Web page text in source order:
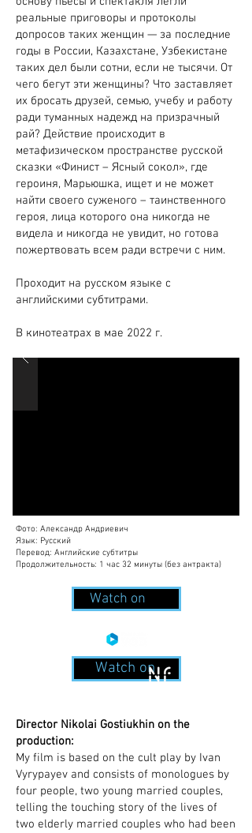
реальные приговоры и протоколы
допросов таких женщин — за последние
годы в России, Казахстане, Узбекистане
таких дел были сотни, если не тысячи. От
чего бегут эти женщины? Что заставляет
их бросать друзей, семью, учебу и работу
ради туманных надежд на призрачный
рай? Действие происходит в
метафизическом пространстве русской
сказки «Финист – Ясный сокол», где
героиня, Марьюшка, ищет и не может
найти своего суженого – таинственного
героя, лица которого она никогда не
видела и никогда не увидит, но готова
пожертвовать всем ради встречи с ним.
Проходит на русском языке с
английскими субтитрами.
В кинотеатрах в мае 2022 г.
Фото: Александр Андриевич
Язык: Русский
Перевод: Английские субтитры
Продолжительность: 1 час 32 минуты (без антракта)
Watch on
Watch on
Director Nikolai Gostiukhin on the
production:
My film is based on the cult play by Ivan
Vyrypayev and consists of monologues by
four people, two young married couples,
telling the touching story of the lives of
two elderly married couples who had been